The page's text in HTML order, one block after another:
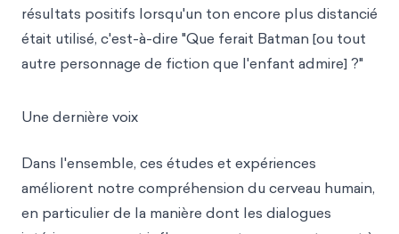
résultats positifs lorsqu'un ton encore plus distancié
était utilisé, c'est-à-dire "Que ferait Batman [ou tout
autre personnage de fiction que l'enfant admire] ?"
Une dernière voix
Dans l'ensemble, ces études et expériences
améliorent notre compréhension du cerveau humain,
en particulier de la manière dont les dialogues